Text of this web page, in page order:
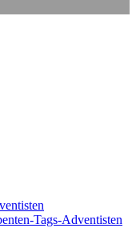
Tags-Adventisten